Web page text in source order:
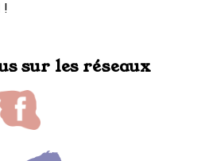
!
sur les réseaux